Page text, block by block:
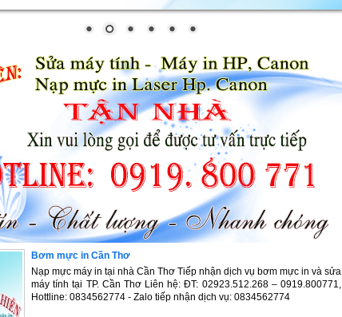
Bơm mực in Cần Thơ
Nạp mực máy in tại nhà Cần Thơ Tiếp nhận dịch vụ bơm mực in và sửa
máy tính tại TP. Cần Thơ Liên hệ: ĐT: 02923.512.268 – 0919.800771,
Hottline: 0834562774 - Zalo tiếp nhận dịch vụ: 0834562774